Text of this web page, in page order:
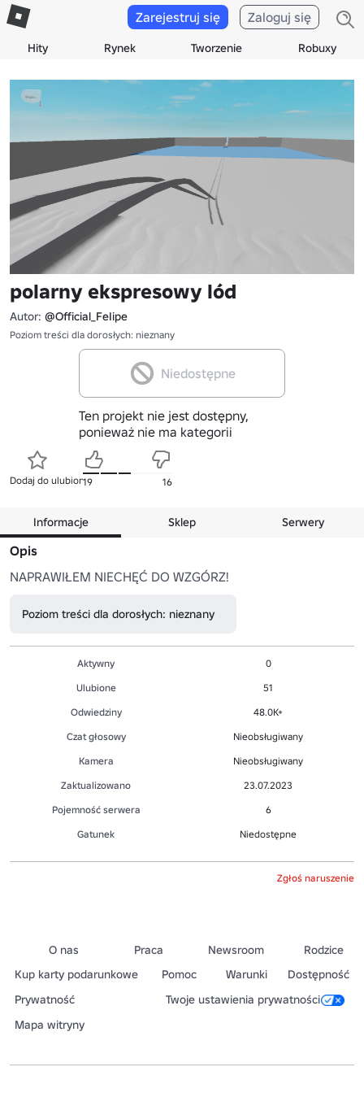
Hity Rynek Tworzenie Robuxy
Zarejestruj się Zaloguj się
polarny ekspresowy lód
Autor: @Official_FeIipe
Poziom treści dla dorosłych: nieznany
Niedostępne
Ten projekt nie jest dostępny,
ponieważ nie ma kategorii
Dodaj do ulubionych
19 16
Informacje Sklep Serwery
Opis
NAPRAWIŁEM NIECHĘĆ DO WZGÓRZ!
Poziom treści dla dorosłych: nieznany
Aktywny
0
Ulubione
51
Odwiedziny
48.0K+
Czat głosowy
Nieobsługiwany
Kamera
Nieobsługiwany
Zaktualizowano
23.07.2023
Pojemność serwera
6
Gatunek
Niedostępne
Zgłoś naruszenie
O nas Praca Newsroom
Rodzice
Kup karty podarunkowe
Pomoc Warunki
Dostępność
Prywatność
Twoje ustawienia prywatności
Mapa witryny